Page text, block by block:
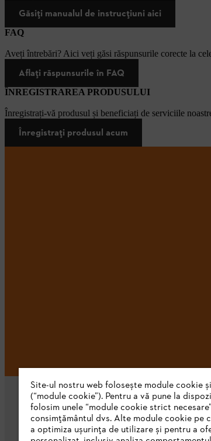
Găsiți manualul de instrucțiuni aici
FAQ
Aveți întrebări? Aici veți găsi răspunsurile corecte la
Aflați răspunsurile în FAQ
ÎNREGISTRAREA PRODUSULUI
Înregistrați-vă produsul și beneficiați de serviciile
Înregistrați produsul acum
Site-ul nostru web folosește module cookie
(“module cookie”). Pentru a vă pune la
folosim unele “module cookie strict
consimțământul dvs. Alte module cookie pe
a optimiza ușurința de utilizare și pentru a